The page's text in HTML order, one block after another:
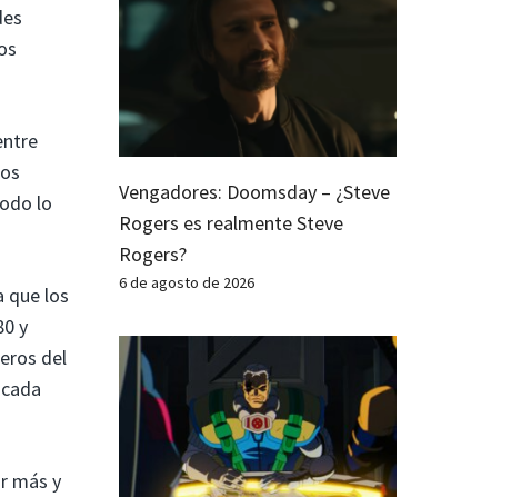
lo
que los
y
del
más y
Vengadores: Doomsday – ¿Steve
Rogers es realmente Steve
Rogers?
6 de agosto de 2026